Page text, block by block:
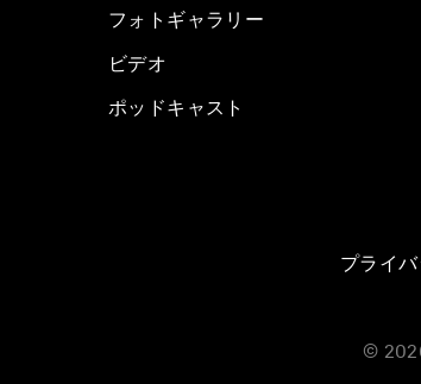
フォトギャラリー
ビデオ
ポッドキャスト
プライ
©